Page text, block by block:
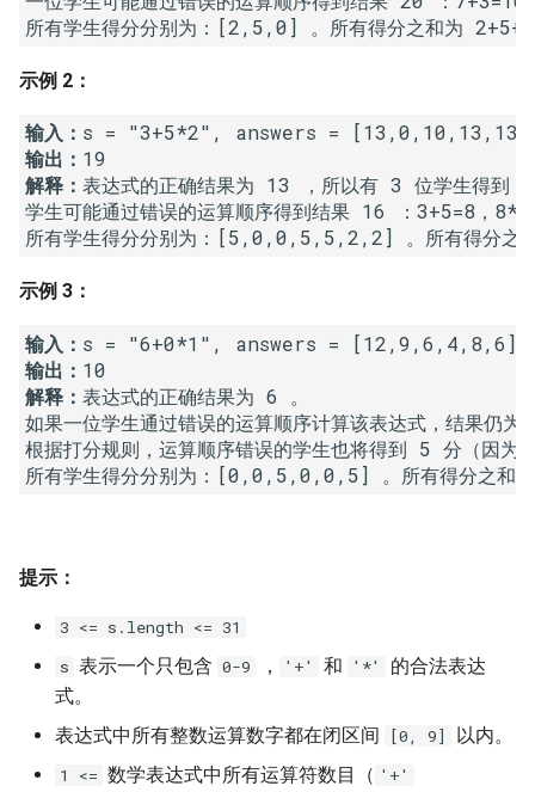
22. 链表中倒数第 k 个节点
24. 反转链表
25. 合并两个排序的链表
26. 树的子结构
27. 二叉树的镜像
28. 对称的二叉树
29. 顺时针打印矩阵
30. 包含 min 函数的栈
31. 栈的压入、弹出序列
32.3. 从上到下打印二叉树 III
列
文
20. 回文子字符串的个数
21. 删除链表的倒数第 n 个结
点
22. 链表中环的入口节点
点
24. 反转链表
25. 链表中的两数相加
26. 重排链表
28. 展平多级双向链表
29. 排序的循环链表
30. 插入、删除和随机访问都
是 O(1) 的容器
3.5. 栈排序
4.1. 节点间通路
4.2. 最小高度树
4.3. 特定深度节点链表
4.4. 检查平衡性
4.5. 合法二叉搜索树
4.6. 后继者
4.9. 二叉搜索树序列
4.10. 检查子树
4.12. 求和路径
5.1. 插入
示例 2：
输入：
输出：
解释： 表达式的正确结果为 13 ，所以有 3 位学生得到
学生可能通过错误的运算顺序得到结果 16 ：3+5=8
示例 3：
输入：
输出：
解释： 表达式的正确结果为 6 。
如果一位学生通过错误的运算顺序计算该表达式，结果仍
根据打分规则，运算顺序错误的学生也将得到 5 分（因为
提示：
3 <= s.length <= 31
s 表示一个只包含 0-9 ， '+' 和 '*'
的合法表达
式。
表达式中所有整数运算数字都在闭区间
[0, 9] 以内。
1 <= 数学表达式中所有运算符数目（ '+'